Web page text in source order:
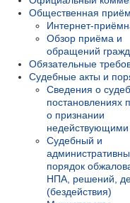
Общественная
Интернет-
Обзор приёма и
обращений
Обязательные
Судебные акты и
Сведения о
постановлениях
о признании
Судебный и
порядок
НПА, решений,
(бездействия)